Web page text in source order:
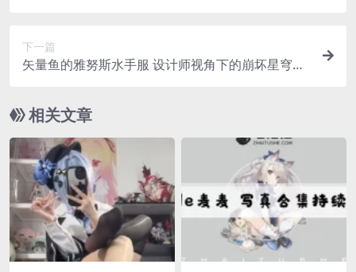
下一篇
矢量鱼的雅努斯水手服 设计师视角下的崩坏星穹铁
相关文章